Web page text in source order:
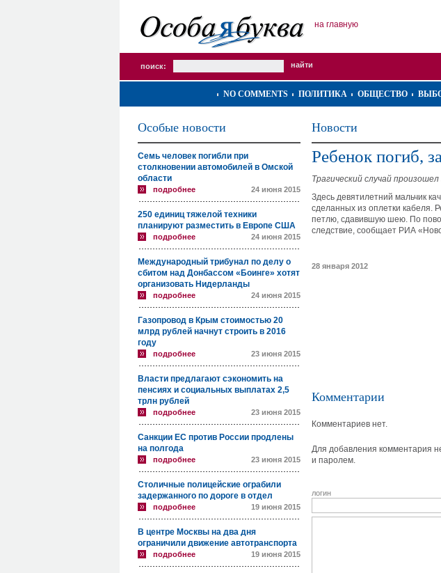
на главную
поиск:
NO COMMENTS ПОЛИТИКА ОБЩЕСТВО
Особые новости
Семь человек погибли при
столкновении автомобилей в Омской
области
подробнее 24 июня 2015
250 единиц тяжелой техники
планируют разместить в Европе США
подробнее 24 июня 2015
Международный трибунал по делу о
сбитом над Донбассом «Боинге» хотят
организовать Нидерланды
подробнее 24 июня 2015
Газопровод в Крым стоимостью 20
млрд рублей начнут строить в 2016
году
подробнее 23 июня 2015
Власти предлагают сэкономить на
пенсиях и социальных выплатах 2,5
трлн рублей
подробнее 23 июня 2015
Санкции ЕС против России продлены
на полгода
подробнее 23 июня 2015
Столичные полицейские ограбили
задержанного по дороге в отдел
подробнее 19 июня 2015
В центре Москвы на два дня
ограничили движение автотранспорта
подробнее 19 июня 2015
Новости
Ребенок погиб,
Трагический случай
Здесь девятилетний мальчик
сделанных из оплетки кабеля.
петлю, сдавившую шею. По
следствие, сообщает РИА
28 января 2012
Комментарии
Комментариев нет.
Для добавления комментария
и паролем.
логин